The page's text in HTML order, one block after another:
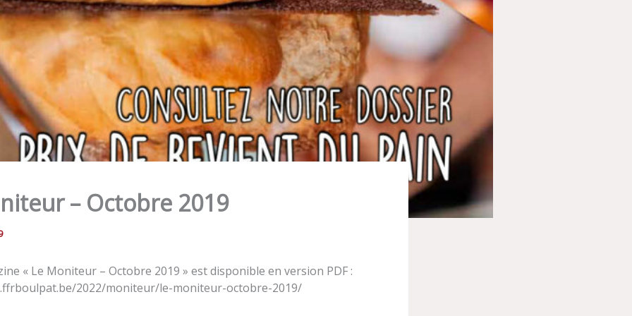
– Octobre 2019
« Le Moniteur – Octobre 2019 » est disponible en version PDF :
2022/moniteur/le-moniteur-octobre-2019/